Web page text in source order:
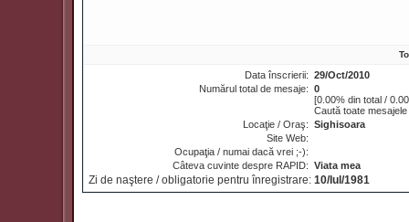
Data înscrierii: 29/Oct/2010
Numărul total de mesaje: 0
[0.00% din total /
Caută toate
Locaţie / Oraş: Sighisoara
Site Web:
Ocupaţia / numai dacă vrei ;-):
Câteva cuvinte despre RAPID: Viata mea
Zi de naştere / obligatorie pentru înregistrare: 10/Iul/1981